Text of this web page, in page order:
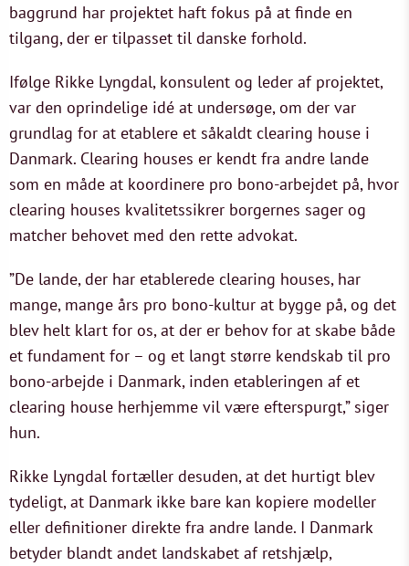
baggrund har projektet haft fokus på at finde en
tilgang, der er tilpasset til danske forhold.
Ifølge Rikke Lyngdal, konsulent og leder af projektet,
var den oprindelige idé at undersøge, om der var
grundlag for at etablere et såkaldt clearing house i
Danmark. Clearing houses er kendt fra andre lande
som en måde at koordinere pro bono-arbejdet på, hvor
clearing houses kvalitetssikrer borgernes sager og
matcher behovet med den rette advokat.
”De lande, der har etablerede clearing houses, har
mange, mange års pro bono-kultur at bygge på, og det
blev helt klart for os, at der er behov for at skabe både
et fundament for – og et langt større kendskab til pro
bono-arbejde i Danmark, inden etableringen af et
clearing house herhjemme vil være efterspurgt,” siger
hun.
Rikke Lyngdal fortæller desuden, at det hurtigt blev
tydeligt, at Danmark ikke bare kan kopiere modeller
eller definitioner direkte fra andre lande. I Danmark
betyder blandt andet landskabet af retshjælp,